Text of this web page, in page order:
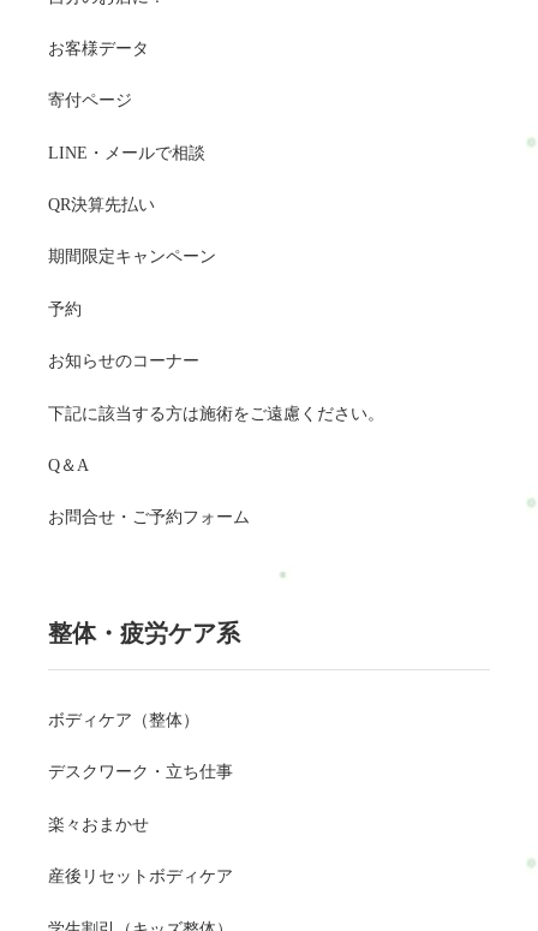
お客様データ
寄付ページ
LINE・メールで相談
QR決算先払い
期間限定キャンペーン
予約
お知らせのコーナー
下記に該当する方は施術をご遠慮ください。
Q＆A
お問合せ・ご予約フォーム
整体・疲労ケア系
ボディケア（整体）
デスクワーク・立ち仕事
楽々おまかせ
産後リセットボディケア